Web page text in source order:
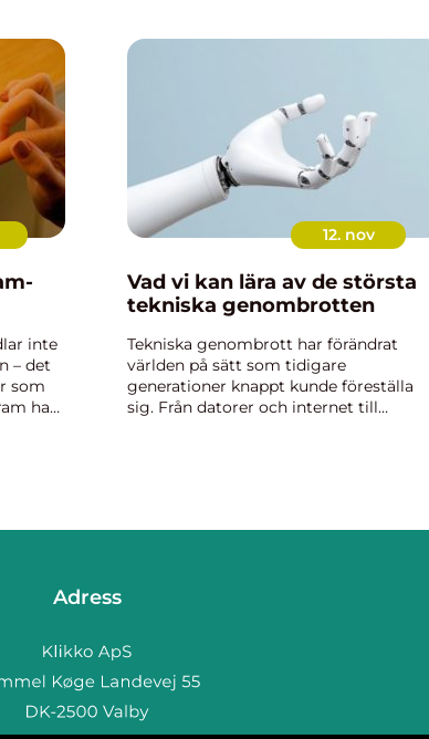
inte
– det
som
har
12. nov
Vad vi kan lära av de största
tekniska genombrotten
Tekniska genombrott har förändrat
världen på sätt som tidigare
generationer knappt kunde föreställa
sig. Från datorer och internet till
Adress